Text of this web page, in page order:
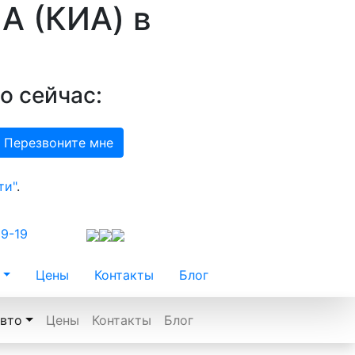
(КИА) в
сейчас:
.
19
Цены Контакты Блог
Цены Контакты Блог